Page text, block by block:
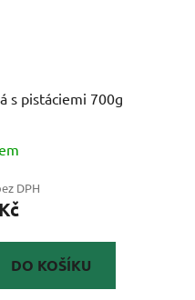
s pistáciemi 700g
DPH
DO KOŠÍKU